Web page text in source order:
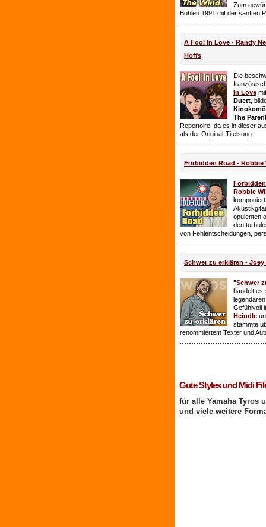
Zum
Bohlen 1991 mit der sanften
A Fool In Love - Randy
Hoffs
Die
In Love
Duett ,
The
Repertoire, da es in dieser
als der Original-Titelsong.
Forbidden Road - Robbie
Robbie
opulenten
den
von Fehlentscheidungen,
Schwer zu erklären - Joey
"Schwer
handelt es
Gefühlvoll
Heindle
stammte
renommiertem Texter und
Gute Styles und Midi
für alle Yamaha Tyros
und viele weitere